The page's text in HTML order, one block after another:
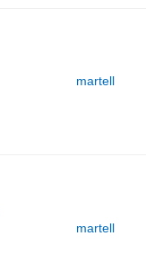
martell
martell